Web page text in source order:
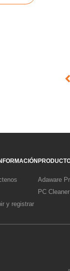
y registrar
Adaware
PC Cleaner